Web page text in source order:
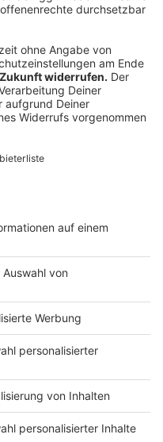
im Fitnessstudio –
Platz genügen!
Es ist ein echter
abzubauen.
die
produktiver und
könntet, wenn ihr
Alltag integriert.